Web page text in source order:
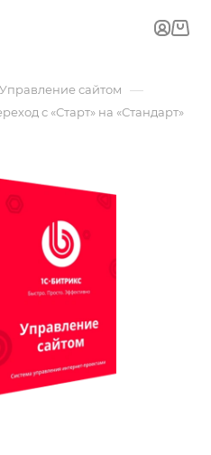
Управление сайтом —
с «Старт» на «Стандарт»